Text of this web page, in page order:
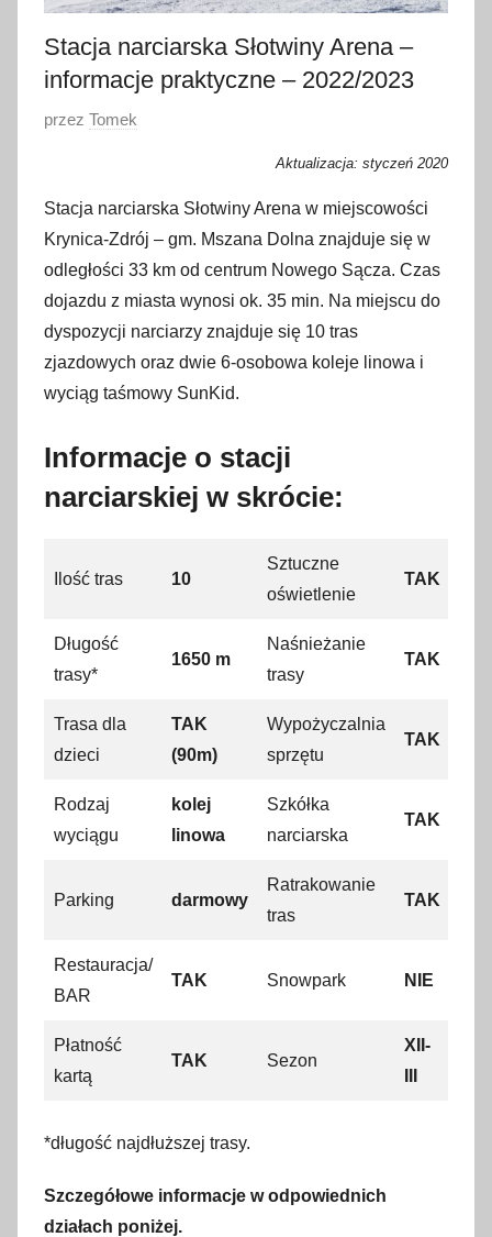
Stacja narciarska Słotwiny Arena –
informacje praktyczne – 2022/2023
O
b
l
i
k
a
n
0
przez Tomek
Aktualizacja: styczeń 2020
Stacja narciarska Słotwiny Arena w miejscowości
Krynica-Zdrój – gm. Mszana Dolna znajduje się w
odległości 33 km od centrum Nowego Sącza. Czas
dojazdu z miasta wynosi ok. 35 min. Na miejscu do
dyspozycji narciarzy znajduje się 10 tras
zjazdowych oraz dwie 6-osobowa koleje linowa i
wyciąg taśmowy SunKid.
Informacje o stacji
narciarskiej w skrócie:
Ilość tras 10
Sztuczne
oświetlenie
TAK
Długość
trasy*
1650 m
Naśnieżanie
trasy
TAK
Trasa dla
dzieci
TAK
(90m)
Wypożyczalnia
sprzętu
TAK
Rodzaj
wyciągu
kolej
linowa
Szkółka
narciarska
TAK
Parking darmowy
Ratrakowanie
tras
TAK
Restauracja/
BAR
TAK Snowpark NIE
Płatność
kartą
TAK Sezon
XII-
*długość najdłuższej trasy.
Szczegółowe informacje w odpowiednich
działach poniżej.